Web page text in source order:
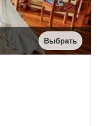
Выбрать